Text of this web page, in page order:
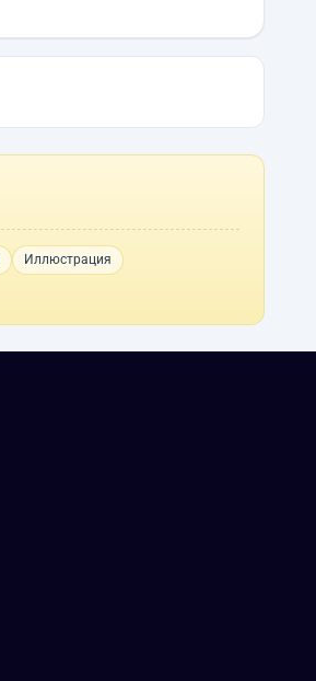
Иллюстрация